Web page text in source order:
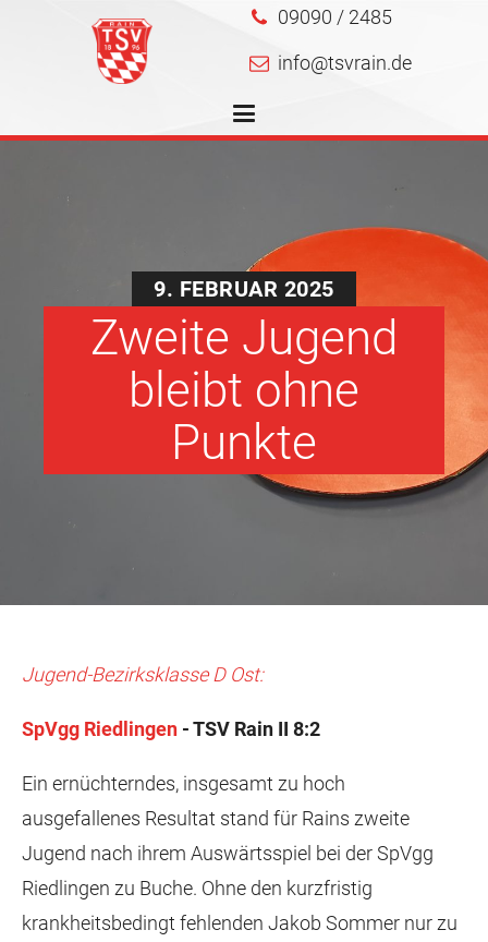
09090 / 2485
info@tsvrain.de
9. FEBRUAR 2025
Zweite Jugend
bleibt ohne
Punkte
Jugend-Bezirksklasse D Ost:
SpVgg Riedlingen - TSV Rain II 8:2
Ein ernüchterndes, insgesamt zu hoch
ausgefallenes Resultat stand für Rains zweite
Jugend nach ihrem Auswärtsspiel bei der SpVgg
Riedlingen zu Buche. Ohne den kurzfristig
krankheitsbedingt fehlenden Jakob Sommer nur zu